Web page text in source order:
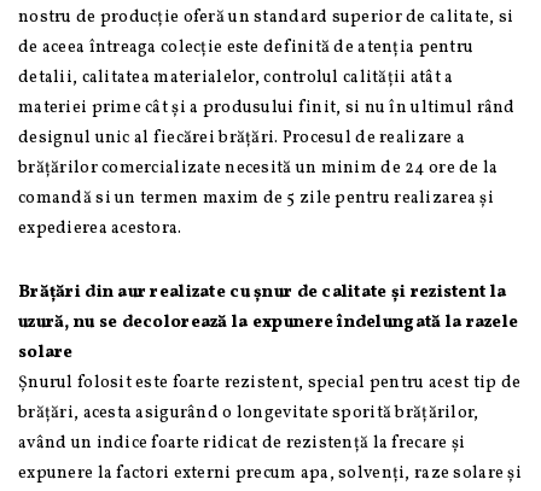
nostru de producție oferă un standard superior de calitate, si
de aceea întreaga colecție este definită de atenția pentru
detalii, calitatea materialelor, controlul calității atât a
materiei prime cât și a produsului finit, si nu în ultimul rând
designul unic al fiecărei brățări. Procesul de realizare a
brățărilor comercializate necesită un minim de 24 ore de la
comandă si un termen maxim de 5 zile pentru realizarea și
expedierea acestora.
Brățări din aur realizate cu șnur de calitate și rezistent la
uzură, nu se decolorează la expunere îndelungată la razele
solare
Șnurul folosit este foarte rezistent, special pentru acest tip de
brățări, acesta asigurând o longevitate sporită brățărilor,
având un indice foarte ridicat de rezistență la frecare și
expunere la factori externi precum apa, solvenți, raze solare și